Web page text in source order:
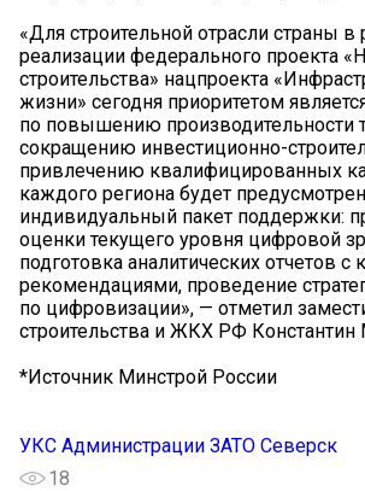
«Для строительной отрасли страны в
реализации федерального проекта
строительства» нацпроекта
жизни» сегодня приоритетом
по повышению производительности
сокращению инвестиционно-
привлечению квалифицированных
каждого региона будет предусмотрен
индивидуальный пакет поддержки:
оценки текущего уровня цифровой
подготовка аналитических отчетов
рекомендациями, проведение
по цифровизации», — отметил
строительства и ЖКХ РФ Константин
*Источник Минстрой России
УКС Администрации ЗАТО Северск
18